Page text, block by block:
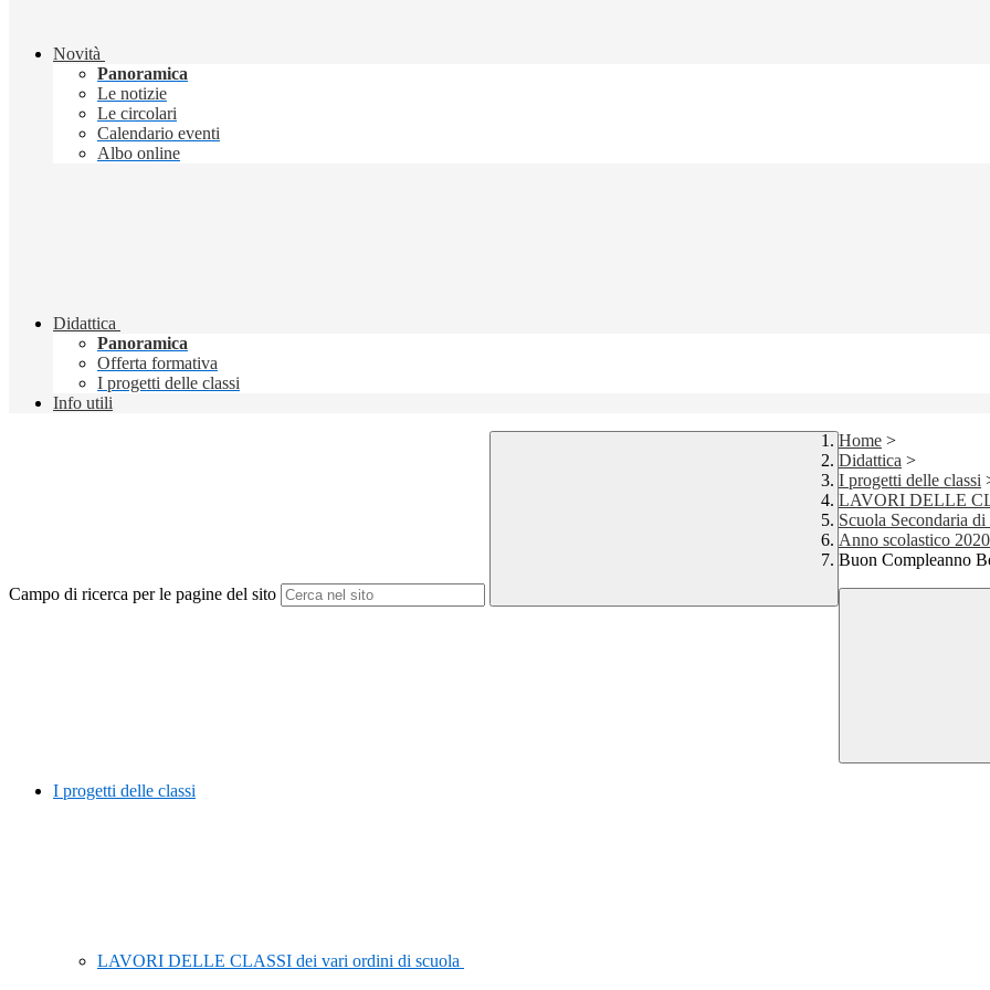
Novità
Panoramica
Le notizie
Le circolari
Calendario eventi
Albo online
Didattica
Panoramica
Offerta formativa
I progetti delle classi
Info utili
Campo di ricerca per le pagine del sito
Home >
Didattica >
I progetti delle classi
LAVORI DELLE
Scuola Secondaria
Anno scolastico
Buon Compleanno
I progetti delle classi
LAVORI DELLE CLASSI dei vari ordini di scuola